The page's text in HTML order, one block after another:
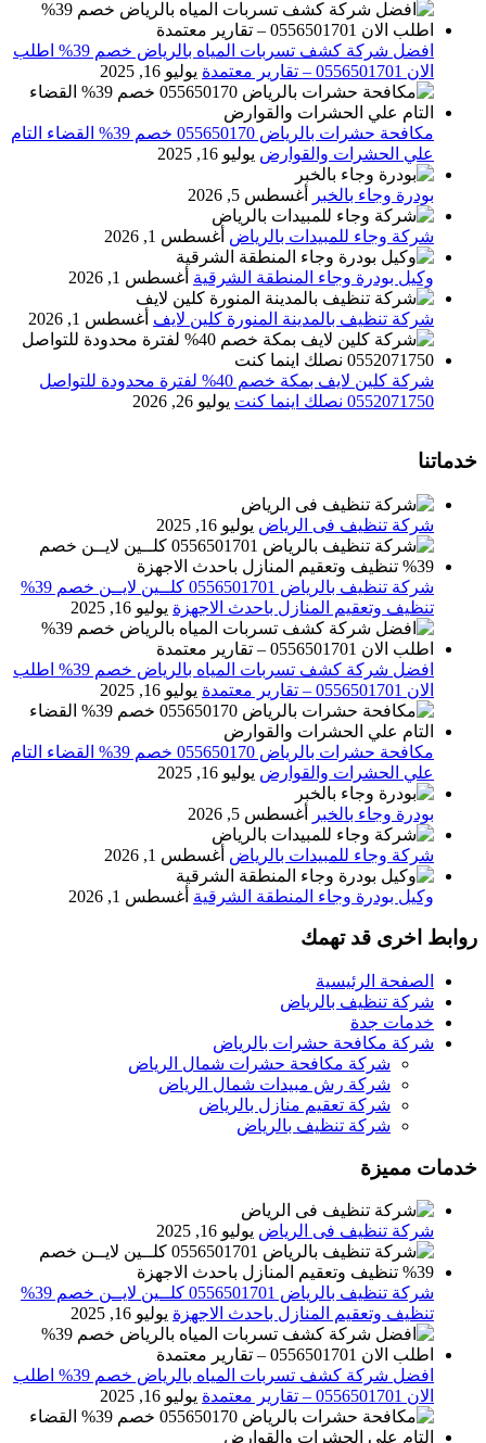
افضل شركة كشف تسربات المياه بالرياض خصم 39% اطلب
الان 0556501701‬‏ – تقارير معتمدة
يوليو 16, 2025
مكافحة حشرات بالرياض 055650170 خصم 39% القضاء التام
علي الحشرات والقوارض يوليو 16, 2025
بودرة وجاء بالخبر أغسطس 5, 2026
شركة وجاء للمبيدات بالرياض أغسطس 1, 2026
وكيل بودرة وجاء المنطقة الشرقية أغسطس 1, 2026
شركة تنظيف بالمدينة المنورة كلين لايف أغسطس 1, 2026
شركة كلين لايف بمكة خصم 40% لفترة محدودة للتواصل
0552071750 نصلك اينما كنت
يوليو 26, 2026
خدماتنا
شركة تنظيف فى الرياض يوليو 16, 2025
شركة تنظيف بالرياض 0556501701 كلــين لايــن خصم 39%
تنظيف وتعقيم المنازل باحدث الاجهزة يوليو 16, 2025
افضل شركة كشف تسربات المياه بالرياض خصم 39% اطلب
الان 0556501701‬‏ – تقارير معتمدة
يوليو 16, 2025
مكافحة حشرات بالرياض 055650170 خصم 39% القضاء التام
علي الحشرات والقوارض يوليو 16, 2025
بودرة وجاء بالخبر أغسطس 5, 2026
شركة وجاء للمبيدات بالرياض أغسطس 1, 2026
وكيل بودرة وجاء المنطقة الشرقية أغسطس 1, 2026
روابط اخرى قد تهمك
الصفحة الرئيسية
شركة تنظيف بالرياض
خدمات جدة
شركة مكافحة حشرات بالرياض
شركة مكافحة حشرات شمال الرياض
شركة رش مبيدات شمال الرياض
شركة تعقيم منازل بالرياض
شركة تنظيف بالرياض
خدمات مميزة
شركة تنظيف فى الرياض يوليو 16, 2025
شركة تنظيف بالرياض 0556501701 كلــين لايــن خصم 39%
تنظيف وتعقيم المنازل باحدث الاجهزة يوليو 16, 2025
افضل شركة كشف تسربات المياه بالرياض خصم 39% اطلب
الان 0556501701‬‏ – تقارير معتمدة
يوليو 16, 2025